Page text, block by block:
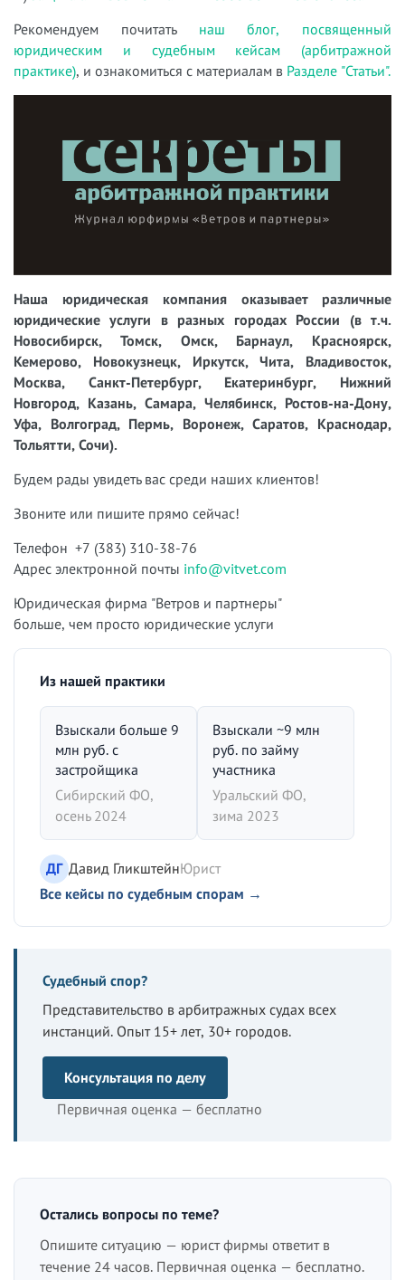
Рекомендуем почитать наш блог, посвященный
юридическим и судебным кейсам (арбитражной
практике), и ознакомиться с материалам в Разделе "Статьи".
Наша юридическая компания оказывает различные
юридические услуги в разных городах России (в т.ч.
Новосибирск, Томск, Омск, Барнаул, Красноярск,
Кемерово, Новокузнецк, Иркутск, Чита, Владивосток,
Москва, Санкт-Петербург, Екатеринбург, Нижний
Новгород, Казань, Самара, Челябинск, Ростов-на-Дону,
Уфа, Волгоград, Пермь, Воронеж, Саратов, Краснодар,
Тольятти, Сочи).
Будем рады увидеть вас среди наших клиентов!
Звоните или пишите прямо сейчас!
Телефон +7 (383) 310-38-76
Адрес электронной почты info@vitvet.com
Юридическая фирма "Ветров и партнеры"
больше, чем просто юридические услуги
Из нашей практики
Взыскали больше 9
млн руб. с
застройщика
Сибирский ФО,
осень 2024
Взыскали ~9 млн
руб. по займу
участника
Уральский ФО,
зима 2023
ДГ Давид ГликштейнЮрист
Все кейсы по судебным спорам →
Судебный спор?
Представительство в арбитражных судах всех
инстанций. Опыт 15+ лет, 30+ городов.
Консультация по делу
Первичная оценка — бесплатно
Остались вопросы по теме?
Опишите ситуацию — юрист фирмы ответит в
течение 24 часов. Первичная оценка — бесплатно.